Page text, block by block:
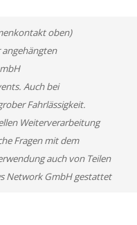
oben)
Auch bei
Fahrlässigkeit.
Weiterverarbeitung
Fragen mit dem
auch von Teilen
Network GmbH gestattet